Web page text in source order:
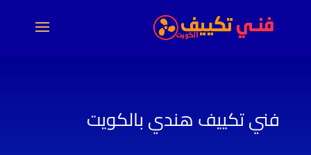
فني تكييف هندي بالكويت